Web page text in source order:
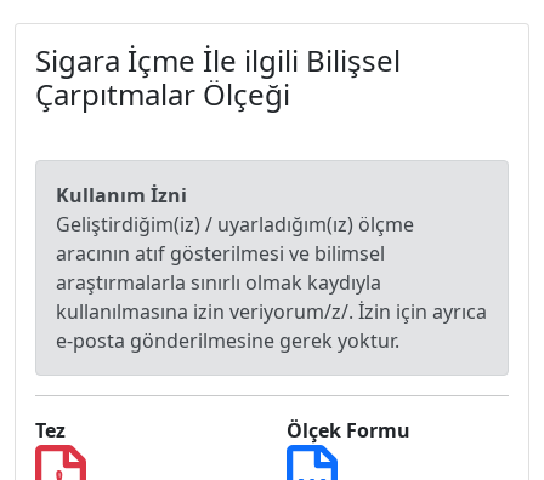
Sigara İçme İle ilgili Bilişsel
Çarpıtmalar Ölçeği
Kullanım İzni
Geliştirdiğim(iz) / uyarladığım(ız) ölçme
aracının atıf gösterilmesi ve bilimsel
araştırmalarla sınırlı olmak kaydıyla
kullanılmasına izin veriyorum/z/. İzin için ayrıca
e-posta gönderilmesine gerek yoktur.
Tez Ölçek Formu